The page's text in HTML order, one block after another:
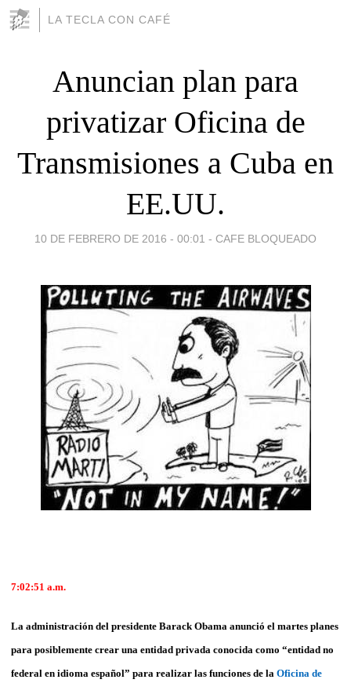
LA TECLA CON CAFÉ
Anuncian plan para
privatizar Oficina de
Transmisiones a Cuba en
EE.UU.
10 DE FEBRERO DE 2016 - 00:01 - CAFE BLOQUEADO
7:02:51 a.m.
La administración del presidente Barack Obama anunció el martes planes
para posiblemente crear una entidad privada conocida como “entidad no
federal en idioma español” para realizar las funciones de la Oficina de